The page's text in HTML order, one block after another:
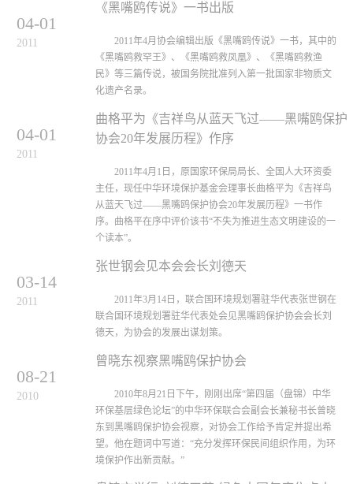
《黑嘴鸥传说》一书出版
04-01
2011
2011年4月协会编辑出版《黑嘴鸥传说》一书，其中的
《黑嘴鸥救罕王》、《黑嘴鸥救凤凰》、《黑嘴鸥救渔
民》等三篇传说，被国务院批准列入第一批国家非物质文
化遗产名录。
曲格平为《吉祥鸟从蓝天飞过——黑嘴鸥保护
协会20年发展历程》作序
04-01
2011
2011年4月1日，原国家环保局局长、全国人大环资委
主任，现任中华环境保护基金会理事长曲格平为《吉祥鸟
从蓝天飞过——黑嘴鸥保护协会20年发展历程》一书作
序。曲格平在序中评价该书“不失为推进生态文明建设的一
个读本”。
张世钢会见本会会长刘德天
03-14
2011
2011年3月14日，联合国环境规划署驻华代表张世钢在
联合国环境规划署驻华代表处会见黑嘴鸥保护协会会长刘
德天，为协会的发展出谋划策。
曾晓东视察黑嘴鸥保护协会
08-21
2010
2010年8月21日下午，刚刚出席“第四届（盘锦）中华
环保基层绿色论坛”的中华环保联合会副会长兼秘书长曾晓
东到黑嘴鸥保护协会视察，对协会工作给予肯定并提出希
望。他在题词中写道：“充分发挥环保民间组织作用，为环
境保护作出新贡献。”